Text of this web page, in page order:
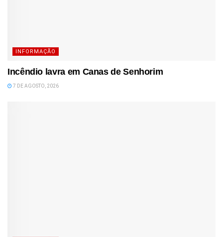
INFORMAÇÃO
Incêndio lavra em Canas de Senhorim
7 DE AGOSTO, 2026